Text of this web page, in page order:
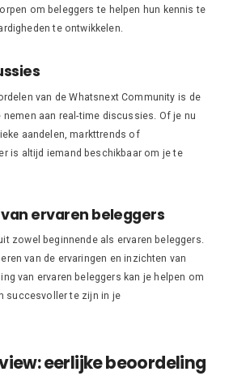
om beleggers te helpen hun kennis te
te ontwikkelen.
van de Whatsnext Community is de
aan real-time discussies. Of je nu
aandelen, markttrends of
is altijd iemand beschikbaar om je te
ervaren beleggers
zowel beginnende als ervaren beleggers.
van de ervaringen en inzichten van
van ervaren beleggers kan je helpen om
succesvoller te zijn in je
eerlijke beoordeling